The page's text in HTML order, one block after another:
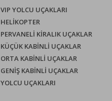
VIP YOLCU UÇAKLARI
HELİKOPTER
PERVANELİ KİRALIK UÇAKLAR
KÜÇÜK KABİNLİ UÇAKLAR
ORTA KABİNLİ UÇAKLAR
GENİŞ KABİNLİ UÇAKLAR
YOLCU UÇAKLARI